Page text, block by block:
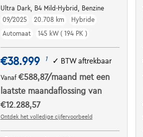
Ultra Dark, B4 Mild-Hybrid, Benzine
09/2025
20.708 km
Hybride
Automaat
145 kW ( 194 PK )
€38.999 1 ✓ BTW aftrekbaar
Vanaf €588,87/maand met een
laatste maandaflossing van
€12.288,57
Ontdek het volledige cijfervoorbeeld